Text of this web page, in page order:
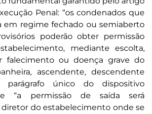
Penal: “os condenados que
em regime fechado ou semiaberto
poderão obter permissão
mediante escolta,
falecimento ou doença grave do
ascendente, descendente
único do dispositivo
“a permissão de saída será
do estabelecimento onde se